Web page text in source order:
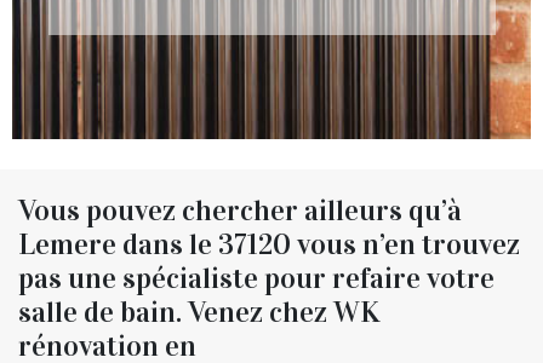
Vous pouvez chercher ailleurs qu’à
Lemere dans le 37120 vous n’en trouvez
pas une spécialiste pour refaire votre
salle de bain. Venez chez WK
rénovation en